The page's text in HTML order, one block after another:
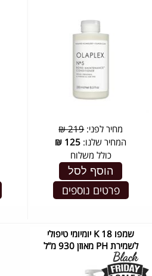
מחיר לפני:219 ₪
המחיר שלנו: 125
₪
כולל משלוח
הוסף לסל
פרטים נוספים
שמפו K 18 יומיומי טיפולי
לשמירת PH מאוזן 930 מ”ל